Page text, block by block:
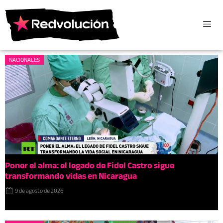
NACIONALES
Poner el alma: el legado de Fidel Castro sigue
transformando vidas en Nicaragua
9 de agosto de 2026